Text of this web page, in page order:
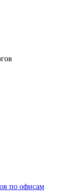
по офисам